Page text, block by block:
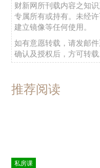
财新网所刊载内容之知
专属所有或持有。未经
建立镜像等任何使用。
如有意愿转载，请发邮
确认及授权后，方可转载
推荐阅读
私房课